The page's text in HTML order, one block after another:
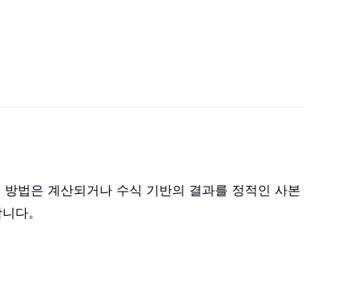
법은 계산되거나 수식 기반의 결과를 정적인 사본
다。